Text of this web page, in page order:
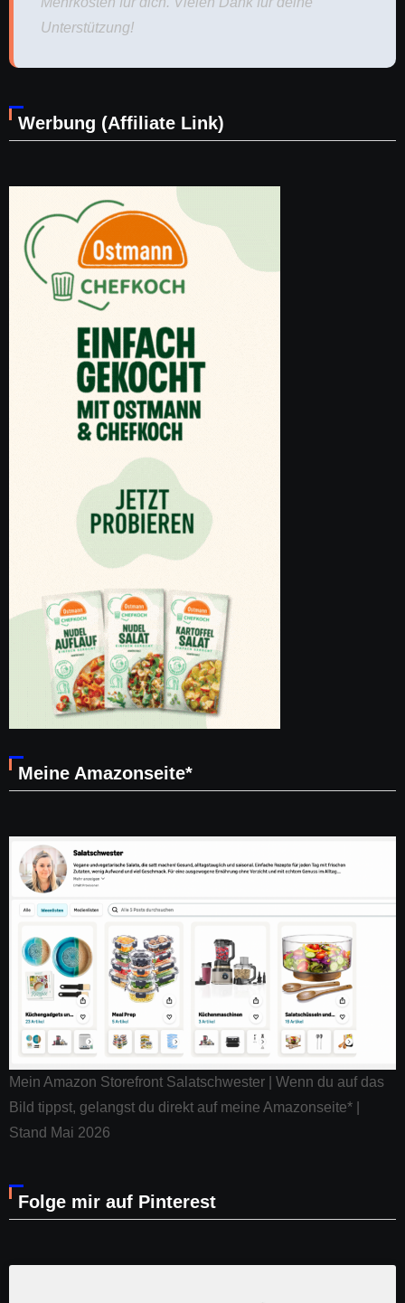
Unterstützung!
Werbung (Affiliate Link)
Meine Amazonseite*
Mein Amazon Storefront Salatschwester | Wenn du auf das
Bild tippst, gelangst du direkt auf meine Amazonseite* |
Stand Mai 2026
Folge mir auf Pinterest